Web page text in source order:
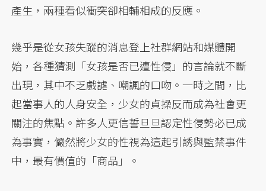
產生，兩種看似衝突卻相輔相成的反應。
幾乎是從女孩失蹤的消息登上社群網站和媒體開
始，各種猜測「女孩是否已遭性侵」的言論就不斷
出現，其中不乏戲謔、嘲諷的口吻。一時之間，比
起當事人的人身安全，少女的貞操反而成為社會更
關注的焦點。許多人更信誓旦旦認定性侵勢必已成
為事實，儼然將少女的性視為這起引誘與監禁事件
中，最有價值的「商品」。